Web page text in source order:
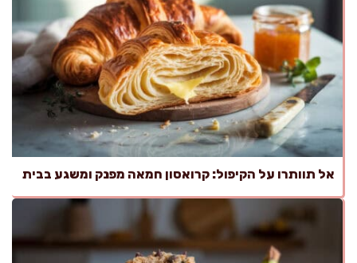
אל תוותרו על הקיפול: קרואסון חמאה מפנק ומשגע בבית